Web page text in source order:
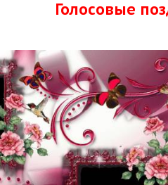
Голосовые